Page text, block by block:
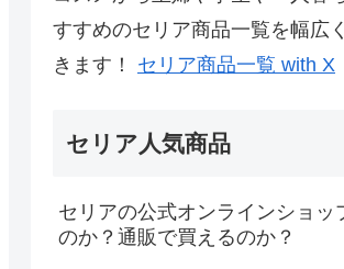
すすめのセリア商品一覧を幅広
きます！ セリア商品一覧 with X
セリア人気商品
セリアの公式オンラインショッ
のか？通販で買えるのか？